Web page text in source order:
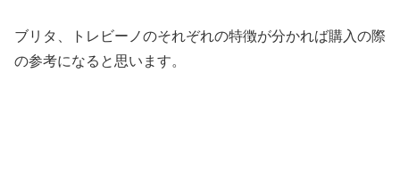
ブリタ、トレビーノのそれぞれの特徴が分かれば購入の際
の参考になると思います。